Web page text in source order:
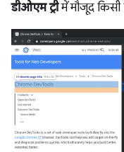
डीओएम ट्रीमें मौजूद किसी